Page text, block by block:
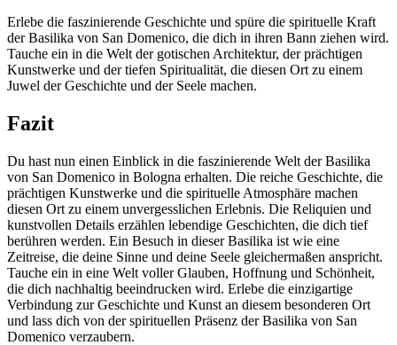
Erlebe die faszinierende Geschichte und spüre die spirituelle Kraft
der Basilika von San Domenico, die dich in ihren Bann ziehen wird.
Tauche ein in die Welt der gotischen Architektur, der prächtigen
Kunstwerke und der tiefen Spiritualität, die diesen Ort zu einem
Juwel der Geschichte und der Seele machen.
Fazit
Du hast nun einen Einblick in die faszinierende Welt der Basilika
von San Domenico in Bologna erhalten. Die reiche Geschichte, die
prächtigen Kunstwerke und die spirituelle Atmosphäre machen
diesen Ort zu einem unvergesslichen Erlebnis. Die Reliquien und
kunstvollen Details erzählen lebendige Geschichten, die dich tief
berühren werden. Ein Besuch in dieser Basilika ist wie eine
Zeitreise, die deine Sinne und deine Seele gleichermaßen anspricht.
Tauche ein in eine Welt voller Glauben, Hoffnung und Schönheit,
die dich nachhaltig beeindrucken wird. Erlebe die einzigartige
Verbindung zur Geschichte und Kunst an diesem besonderen Ort
und lass dich von der spirituellen Präsenz der Basilika von San
Domenico verzaubern.